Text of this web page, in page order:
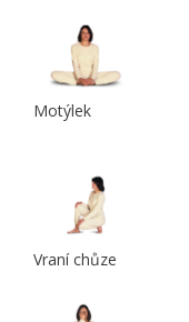
Motýlek
Vraní chůze